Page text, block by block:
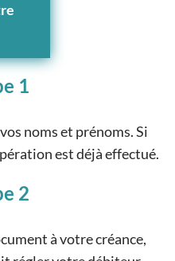
1
noms et prénoms. Si
est déjà effectué.
2
à votre créance,